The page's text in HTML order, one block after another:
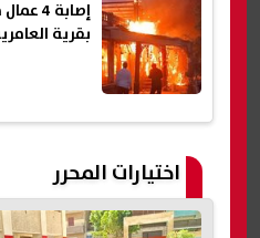
إصابة
بقرية
اختيارات المحرر